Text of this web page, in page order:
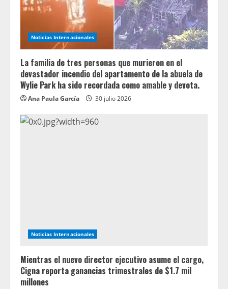
Noticias Internacionales
La familia de tres personas que murieron en el
devastador incendio del apartamento de la abuela de
Wylie Park ha sido recordada como amable y devota.
Ana Paula García 30 julio 2026
Noticias Internacionales
Mientras el nuevo director ejecutivo asume el cargo,
Cigna reporta ganancias trimestrales de $1.7 mil
millones